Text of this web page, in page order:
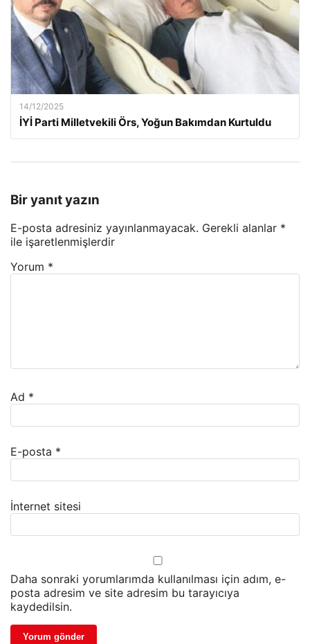
14/12/2025
İYİ Parti Milletvekili Örs, Yoğun Bakımdan Kurtuldu
Bir yanıt yazın
E-posta adresiniz yayınlanmayacak. Gerekli alanlar *
ile işaretlenmişlerdir
Yorum *
Ad *
E-posta *
İnternet sitesi
Daha sonraki yorumlarımda kullanılması için adım, e-
posta adresim ve site adresim bu tarayıcıya
kaydedilsin.